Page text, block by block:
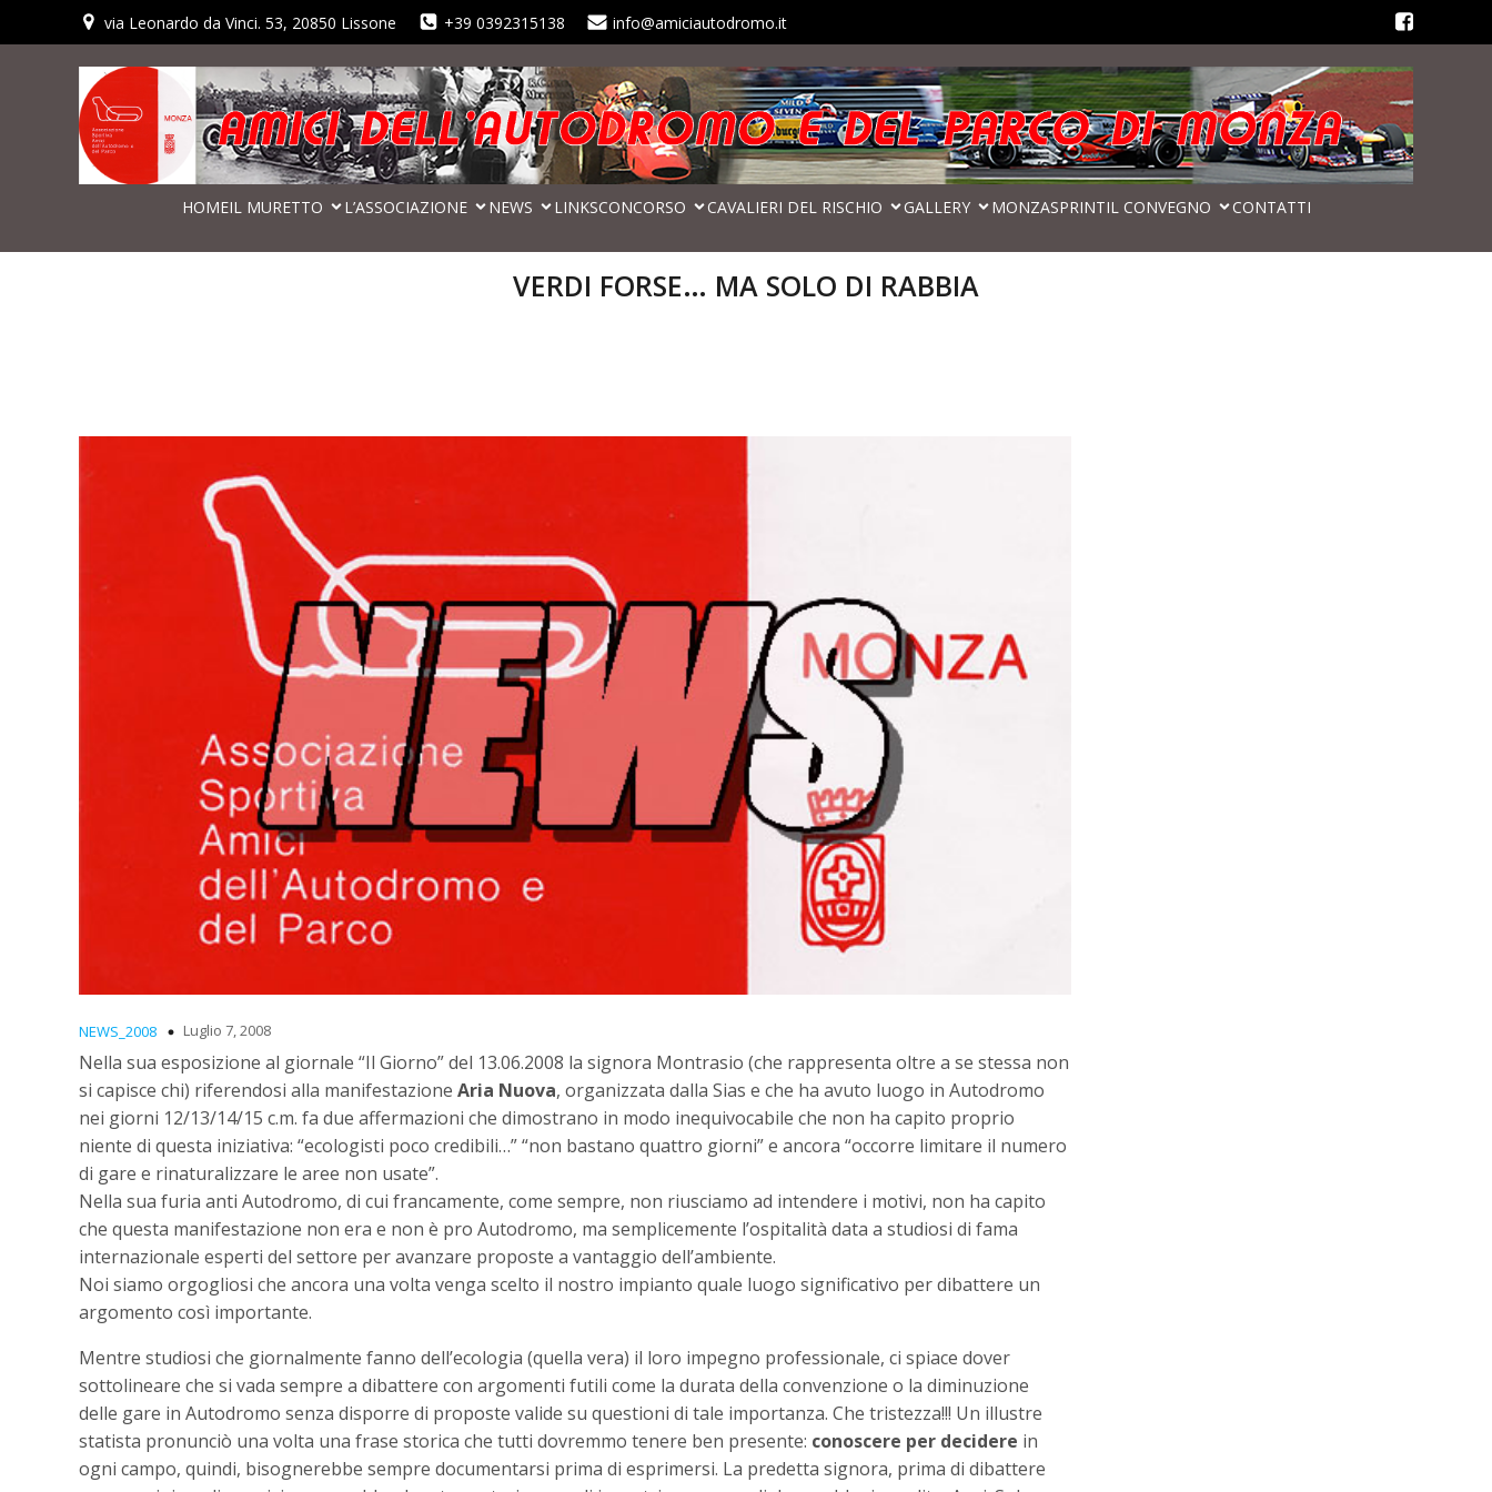
via Leonardo da Vinci. 53, 20850 Lissone +39 0392315138 info@amiciautodromo.it
HOMEIL MURETTO L’ASSOCIAZIONE NEWS LINKSCONCORSO CAVALIERI DEL RISCHIO GALLERY MONZASPRINTIL CONVEGNO CONTATTI
VERDI FORSE… MA SOLO DI RABBIA
NEWS_2008 Luglio 7, 2008
Nella sua esposizione al giornale “Il Giorno” del 13.06.2008 la signora Montrasio (che rappresenta oltre a se stessa non
si capisce chi) riferendosi alla manifestazione Aria Nuova, organizzata dalla Sias e che ha avuto luogo in Autodromo
nei giorni 12/13/14/15 c.m. fa due affermazioni che dimostrano in modo inequivocabile che non ha capito proprio
niente di questa iniziativa: “ecologisti poco credibili…” “non bastano quattro giorni” e ancora “occorre limitare il numero
di gare e rinaturalizzare le aree non usate”.
Nella sua furia anti Autodromo, di cui francamente, come sempre, non riusciamo ad intendere i motivi, non ha capito
che questa manifestazione non era e non è pro Autodromo, ma semplicemente l’ospitalità data a studiosi di fama
internazionale esperti del settore per avanzare proposte a vantaggio dell’ambiente.
Noi siamo orgogliosi che ancora una volta venga scelto il nostro impianto quale luogo significativo per dibattere un
argomento così importante.
Mentre studiosi che giornalmente fanno dell’ecologia (quella vera) il loro impegno professionale, ci spiace dover
sottolineare che si vada sempre a dibattere con argomenti futili come la durata della convenzione o la diminuzione
delle gare in Autodromo senza disporre di proposte valide su questioni di tale importanza. Che tristezza!!! Un illustre
statista pronunciò una volta una frase storica che tutti dovremmo tenere ben presente: conoscere per decidere in
ogni campo, quindi, bisognerebbe sempre documentarsi prima di esprimersi. La predetta signora, prima di dibattere